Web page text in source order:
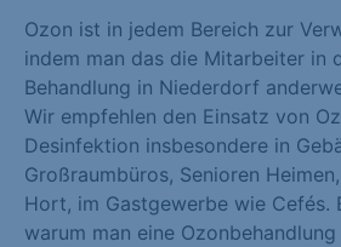
Ozon ist in jedem Bereich zur
indem man das die Mitarbeiter in
Behandlung in Niederdorf
Wir empfehlen den Einsatz von
Desinfektion insbesondere in
Großraumbüros, Senioren
Hort, im Gastgewerbe wie Cefés.
warum man eine